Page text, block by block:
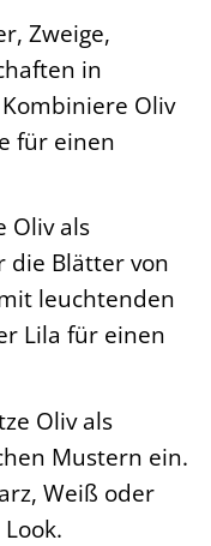
Zweige,
in
Oliv
für einen
Oliv als
Blätter von
leuchtenden
Lila für einen
Oliv als
Mustern ein.
Weiß oder